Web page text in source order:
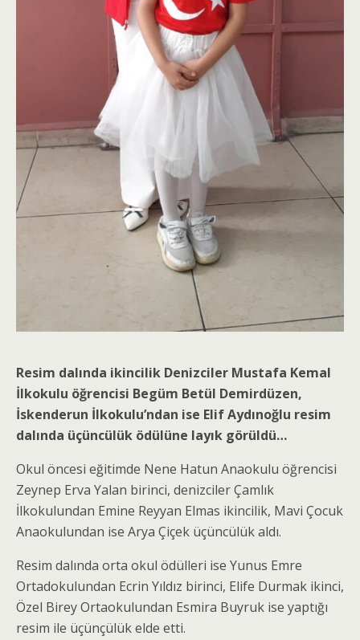
Resim dalında ikincilik Denizciler Mustafa Kemal
İlkokulu öğrencisi Begüm Betül Demirdüzen,
İskenderun İlkokulu’ndan ise Elif Aydınoğlu resim
dalında üçüncülük ödülüne layık görüldü…
Okul öncesi eğitimde Nene Hatun Anaokulu öğrencisi
Zeynep Erva Yalan birinci, denizciler Çamlık
İlkokulundan Emine Reyyan Elmas ikincilik, Mavi Çocuk
Anaokulundan ise Arya Çiçek üçüncülük aldı.
Resim dalında orta okul ödülleri ise Yunus Emre
Ortadokulundan Ecrin Yıldız birinci, Elife Durmak ikinci,
Özel Birey Ortaokulundan Esmira Buyruk ise yaptığı
resim ile üçünçülük elde etti.